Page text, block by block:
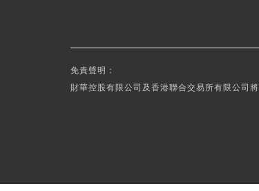
免責聲明：
財華控股有限公司及香港聯合交易所有限公司